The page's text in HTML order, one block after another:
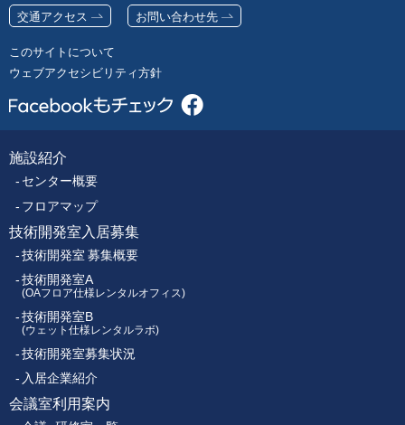
番
号
交通アクセス
お問い合わせ先
このサイトについて
ウェブアクセシビリティ方針
フ
ッ
タ
ー
メ
ニ
ュ
施設紹介
センター概要
フロアマップ
技術開発室入居募集
技術開発室 募集概要
技術開発室A
(OAフロア仕様レンタルオフィス)
技術開発室B
(ウェット仕様レンタルラボ)
技術開発室募集状況
入居企業紹介
会議室利用案内